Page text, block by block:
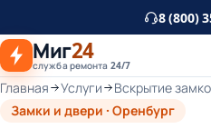
основному
контенту
8 (800)
Миг24
служба ремонта 24/7
Главная Услуги Вскрытие
Замки и двери · Оренбург